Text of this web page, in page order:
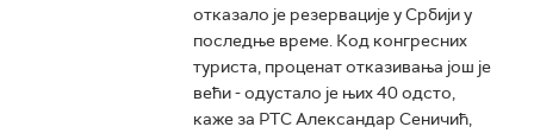
отказало је резервације у Србији у
последње време. Код конгресних
туриста, проценат отказивања још је
већи - одустало је њих 40 одсто,
каже за РТС Александар Сеничић,